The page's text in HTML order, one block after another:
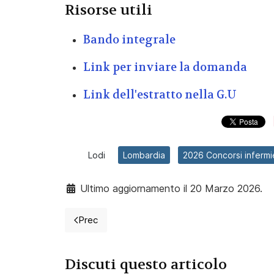
Risorse utili
Bando integrale
Link per inviare la domanda
Link dell'estratto nella G.U
Lodi Lombardia 2026 Concorsi
Ultimo aggiornamento il 20 Marzo 2026.
Articolo precedente: 2026 Concorso per 50
Prec
Discuti questo articolo